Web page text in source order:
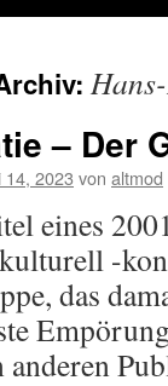
– Der
14, 2023 von altmod
eines
-
das
anderen